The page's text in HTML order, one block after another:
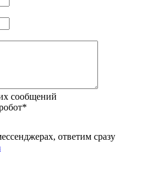
сообщений
*
ответим сразу